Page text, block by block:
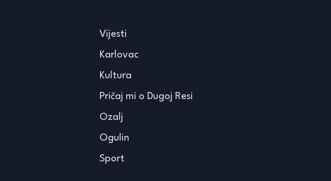
Vijesti
Karlovac
Kultura
Pričaj mi o Dugoj Resi
Ozalj
Ogulin
Sport